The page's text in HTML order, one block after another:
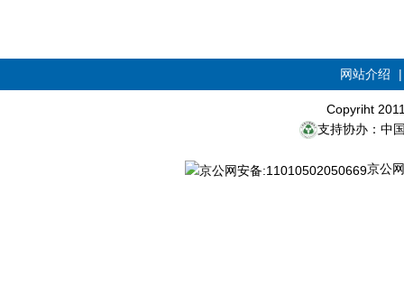
网站介绍
Copyriht
支持协办：中
京公